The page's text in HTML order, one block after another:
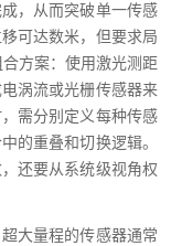
，从而突破单一传感
可达数米，但要求局
方案：使用激光测距
涡流或光栅传感器来
需分别定义每种传感
的重叠和切换逻辑。
还要从系统级视角权
大量程的传感器通常